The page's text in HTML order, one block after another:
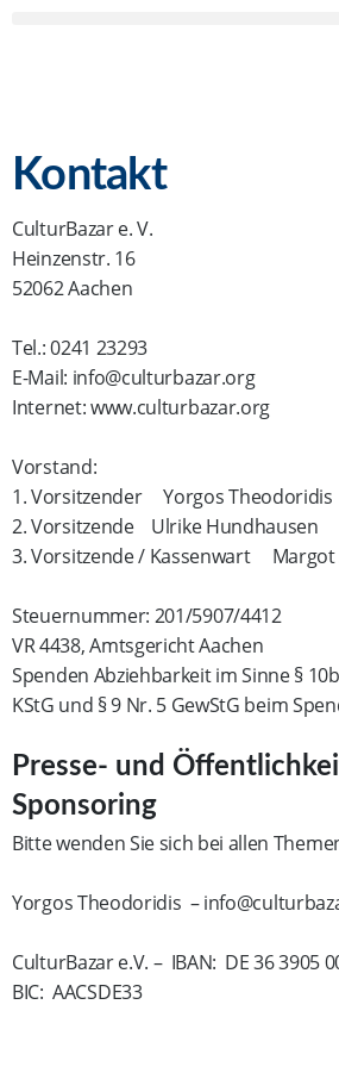
Kontakt
CulturBazar e. V.
Heinzenstr. 16
52062 Aachen
Tel.: 0241 23293
E-Mail: info@culturbazar.org
Internet: www.culturbazar.org
Vorstand:
1. Vorsitzender Yorgos Theodoridis
2. Vorsitzende Ulrike Hundhausen
3. Vorsitzende / Kassenwart Margot
Steuernummer: 201/5907/4412
VR 4438, Amtsgericht Aachen
Spenden Abziehbarkeit im Sinne §
KStG und § 9 Nr. 5 GewStG beim
Presse- und
Sponsoring
Bitte wenden Sie sich bei allen
Yorgos Theodoridis –
CulturBazar e.V. – IBAN: DE 36 3905
BIC: AACSDE33